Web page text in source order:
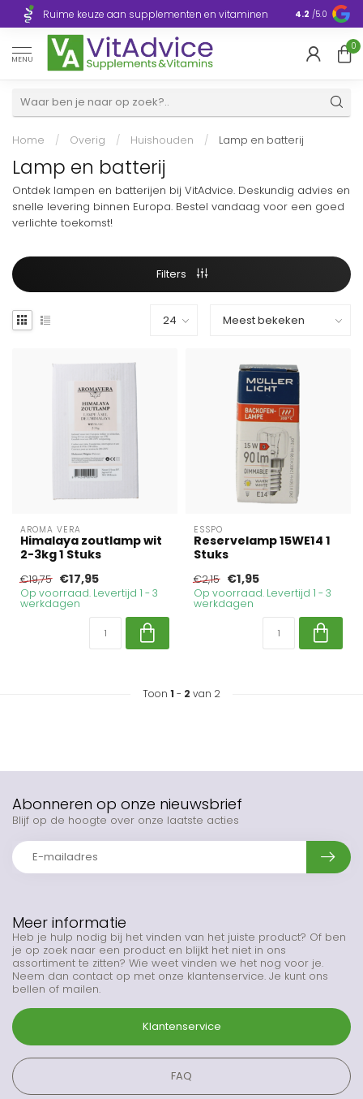
Ruime keuze aan supplementen en vitaminen Europa
4.2 /5.0
MENU
0
Home / Overig / Huishouden / Lamp en batterij
Lamp en batterij
Ontdek lampen en batterijen bij VitAdvice. Deskundig advies en
snelle levering binnen Europa. Bestel vandaag voor een goed
verlichte toekomst!
Filters
AROMA VERA
Himalaya zoutlamp wit
2-3kg 1 Stuks
€19,75 €17,95
Op voorraad. Levertijd 1 - 3
werkdagen
ESSPO
Reservelamp 15WE14 1
Stuks
€2,15 €1,95
Op voorraad. Levertijd 1 - 3
werkdagen
Toon 1 - 2 van 2
Meer informatie
Heb je hulp nodig bij het vinden van het juiste product? Of ben
je op zoek naar een product en blijkt het niet in ons
assortiment te zitten? Wie weet vinden we het nog voor je.
Neem dan contact op met onze klantenservice. Je kunt ons
bellen of mailen.
Klantenservice
FAQ
Abonneren op onze nieuwsbrief
Blijf op de hoogte over onze laatste acties